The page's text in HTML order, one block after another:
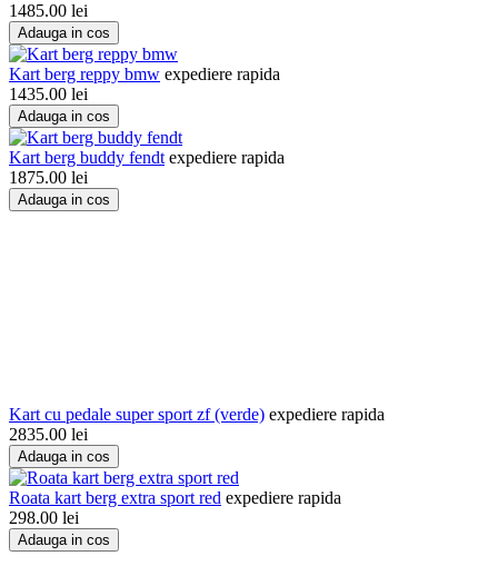
1485.00 lei
Adauga in cos
Kart berg reppy bmw expediere rapida
1435.00 lei
Adauga in cos
Kart berg buddy fendt expediere rapida
1875.00 lei
Adauga in cos
Kart cu pedale super sport zf (verde) expediere rapida
2835.00 lei
Adauga in cos
Roata kart berg extra sport red expediere rapida
298.00 lei
Adauga in cos